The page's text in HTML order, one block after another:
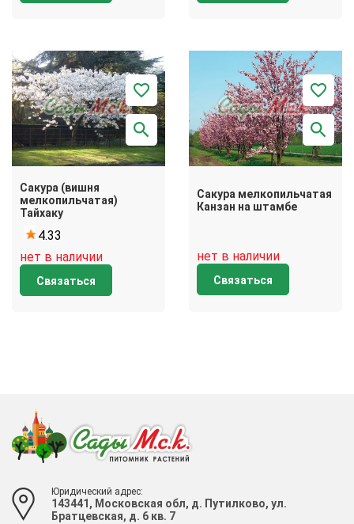
Сакура (вишня
мелкопильчатая)
Тайхаку
4.33
нет в наличии
Связаться
Сакура мелкопильчатая
Канзан на штамбе
нет в наличии
Связаться
Юридический адрес:
143441, Московская обл, д. Путилково, ул.
Братцевская, д. 6 кв. 7